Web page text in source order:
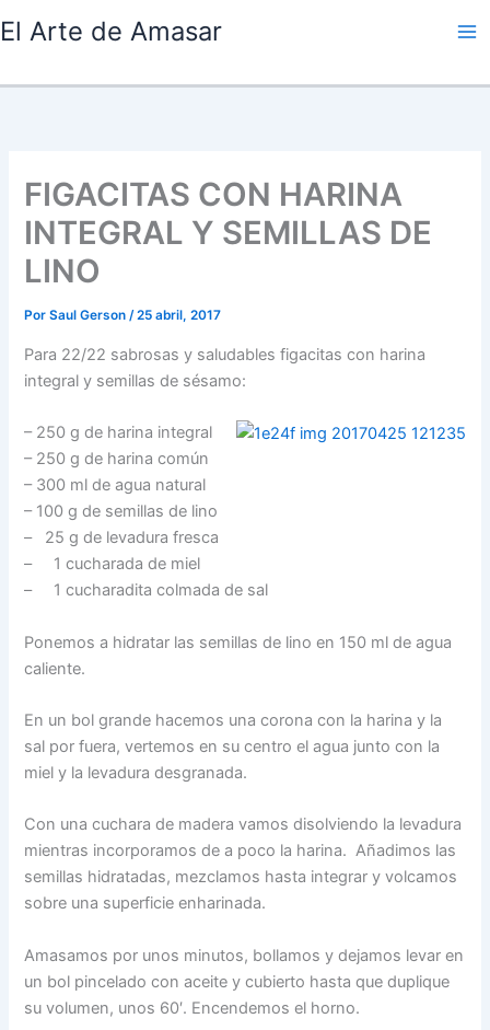
al
El Arte de Amasar
FIGACITAS CON HARINA
INTEGRAL Y SEMILLAS DE
LINO
PorSaul Gerson/25 abril, 2017
Para 22/22 sabrosas y saludables figacitas con harina
integral y semillas de sésamo:
– 250 g de harina integral
– 250 g de harina común
– 300 ml de agua natural
– 100 g de semillas de lino
– 25 g de levadura fresca
– 1 cucharada de miel
– 1 cucharadita colmada de sal
Ponemos a hidratar las semillas de lino en 150 ml de agua
caliente.
En un bol grande hacemos una corona con la harina y la
sal por fuera, vertemos en su centro el agua junto con la
miel y la levadura desgranada.
Con una cuchara de madera vamos disolviendo la levadura
mientras incorporamos de a poco la harina. Añadimos las
semillas hidratadas, mezclamos hasta integrar y volcamos
sobre una superficie enharinada.
Amasamos por unos minutos, bollamos y dejamos levar en
un bol pincelado con aceite y cubierto hasta que duplique
su volumen, unos 60′. Encendemos el horno.